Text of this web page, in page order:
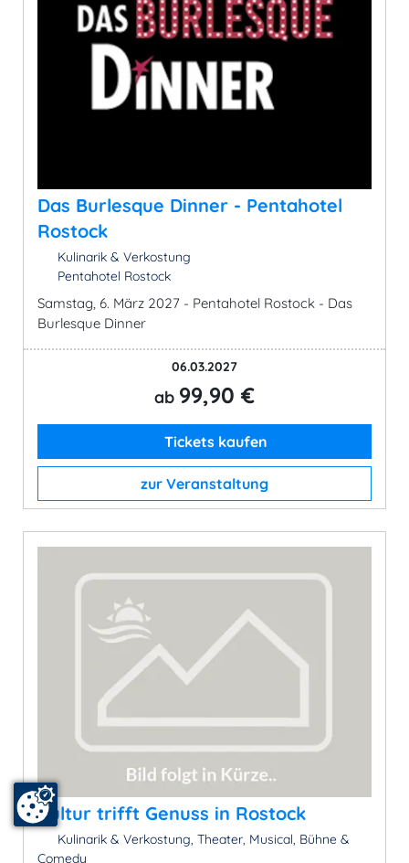
Das Burlesque Dinner - Pentahotel
Rostock
Kulinarik & Verkostung
Pentahotel Rostock
Samstag, 6. März 2027 - Pentahotel Rostock - Das
Burlesque Dinner
06.03.2027
ab 99,90 €
Tickets kaufen
zur Veranstaltung
Kultur trifft Genuss in Rostock
Kulinarik & Verkostung, Theater, Musical, Bühne &
Comedy